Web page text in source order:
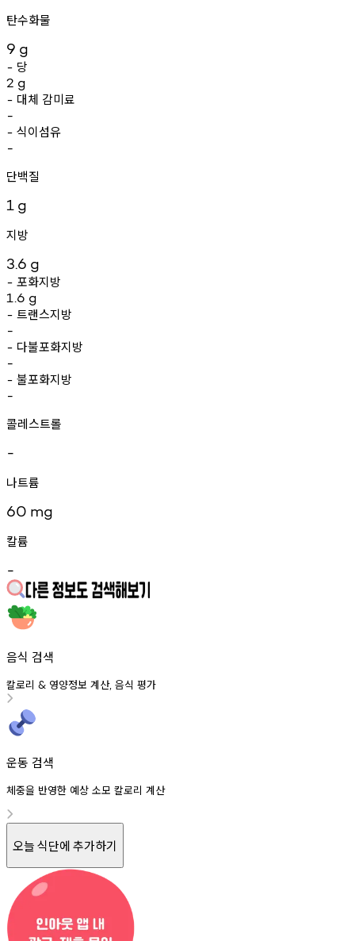
탄수화물
9 g
- 당
2 g
- 대체 감미료
-
- 식이섬유
-
단백질
1 g
지방
3.6 g
- 포화지방
1.6 g
- 트랜스지방
-
- 다불포화지방
-
- 불포화지방
-
콜레스트롤
-
나트륨
60 mg
칼륨
-
음식 검색
칼로리 & 영양정보 계산, 음식 평가
운동 검색
체중을 반영한 예상 소모 칼로리 계산
오늘 식단에 추가하기